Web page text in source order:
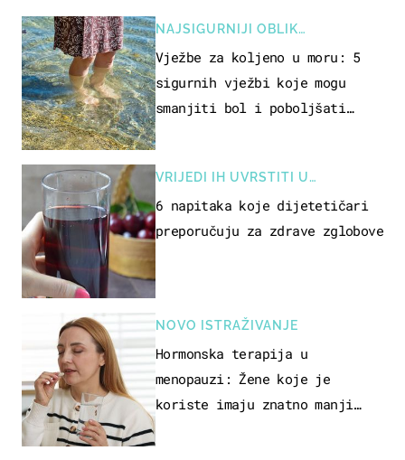
NAJSIGURNIJI OBLIK
REKREACIJE
Vježbe za koljeno u moru: 5
sigurnih vježbi koje mogu
smanjiti bol i poboljšati
VRIJEDI IH UVRSTITI U
PREHRANU
6 napitaka koje dijetetičari
preporučuju za zdrave zglobove
NOVO ISTRAŽIVANJE
Hormonska terapija u
menopauzi: Žene koje je
koriste imaju znatno manji